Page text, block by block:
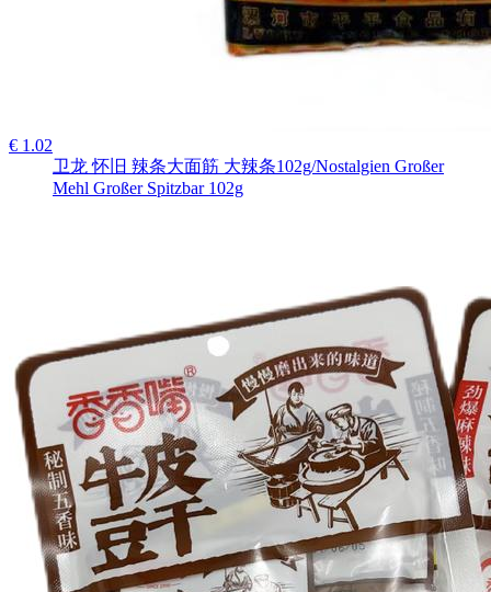
€ 1.02
卫龙 怀旧 辣条大面筋 大辣条102g/Nostalgien Großer
Mehl Großer Spitzbar 102g